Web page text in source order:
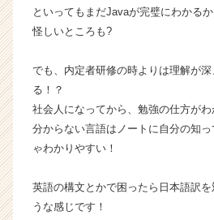
サ
ア
ャ
リ
e
といってもまだJavaが完璧にわかる
怪しいところも?
でも、内定者研修の時よりは理解が
る！？
社会人になってから、勉強の仕方が
分からない言語はノートに自分の知
ゃわかりやすい！
英語の構文とかで困ったら日本語訳
うな感じです！